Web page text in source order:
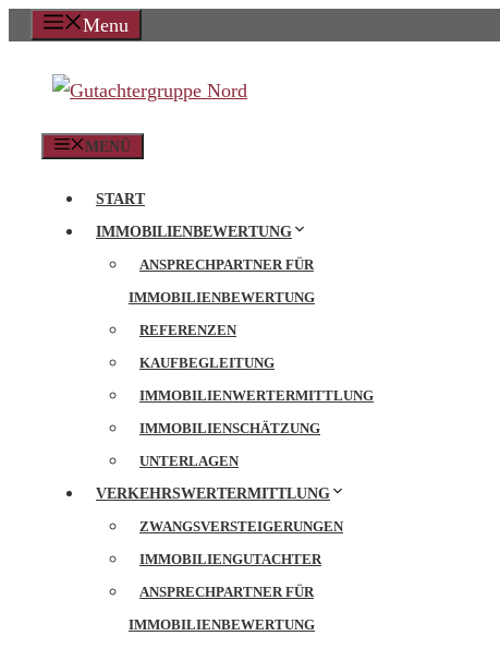
Zum
springen
Menu
MENÜ
START
IMMOBILIENBEWERTUNG
ANSPRECHPARTNER FÜR
IMMOBILIENBEWERTUNG
REFERENZEN
KAUFBEGLEITUNG
IMMOBILIENWERTERMITTLUNG
IMMOBILIENSCHÄTZUNG
UNTERLAGEN
VERKEHRSWERTERMITTLUNG
ZWANGSVERSTEIGERUNGEN
IMMOBILIENGUTACHTER
ANSPRECHPARTNER FÜR
IMMOBILIENBEWERTUNG